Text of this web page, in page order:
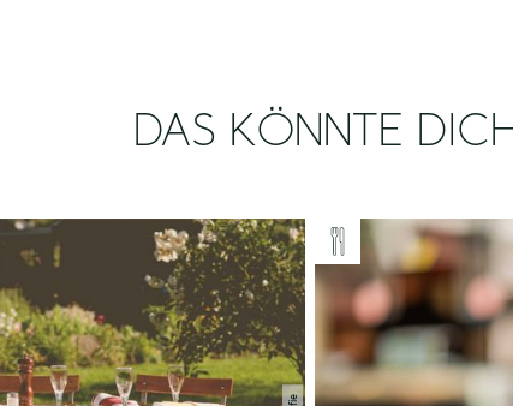
DAS KÖNNTE